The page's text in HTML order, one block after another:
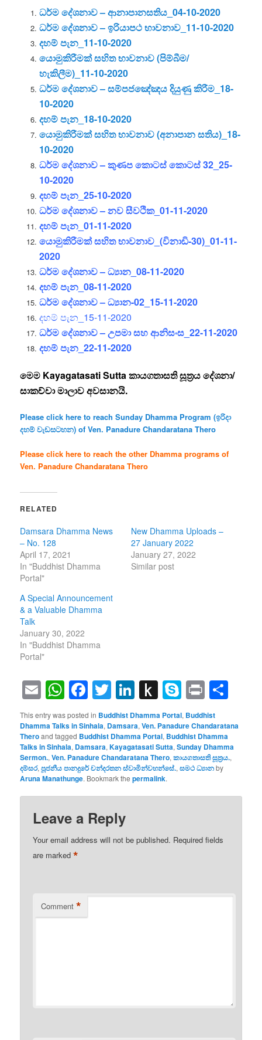
ධර්ම දේශනාව –ආනාපානසතිය_04-10-2020
ධර්ම දේශනාව – ඉරියාපථ භාවනාව_11-10-2020
දහම් පැන_11-10-2020
යොමුකිරීමක් සහිත භාවනාව (පිම්බීම/
හැකිලීම)_11-10-2020
ධර්ම දේශනාව – සම්පජඤේඤය දියුණු කිරීම_18-
10-2020
දහම් පැන_18-10-2020
යොමුකිරීමක් සහිත භාවනාව (අනාපාන සතිය)_18-
10-2020
ධර්ම දේශනාව – කුණප කොටස් කොටස්‌ 32_25-
10-2020
දහම් පැන_25-10-2020
ධර්ම දේශනාව – නව සීවථික_01-11-2020
දහම් පැන_01-11-2020
යොමුකිරීමක් සහිත භාවනාව_(විනාඩි-30)_01-11-
2020
ධර්ම දේශනාව – ධ්‍යාන_08-11-2020
දහම් පැන_08-11-2020
ධර්ම දේශනාව – ධ්‍යාන-02_15-11-2020
දහම් පැන_15-11-2020
ධර්ම දේශනාව – උපමා සහ ආනිසංස_22-11-2020
දහම් පැන_22-11-2020
මෙම Kayagatasati Sutta කායගතාසති සූත්‍රය දේශනා/
සාකච්චා මාලාව අවසානයි.
Please click here to reach Sunday Dhamma Program (ඉරිදා
දහම් වැඩසටහන) of Ven. Panadure Chandaratana Thero
Please click here to reach the other Dhamma programs of
Ven. Panadure Chandaratana Thero
RELATED
Damsara Dhamma News
– No. 128
April 17, 2021
In "Buddhist Dhamma
Portal"
New Dhamma Uploads –
27 January 2022
January 27, 2022
Similar post
A Special Announcement
& a Valuable Dhamma
Talk
January 30, 2022
In "Buddhist Dhamma
Portal"
EmailWhatsApp
Facebook
Twitter
LinkedIn
Push
to
Kindle
Skype
Print
This entry was posted in Buddhist Dhamma Portal, Buddhist
Dhamma Talks in Sinhala, Damsara,Ven. Panadure Chandaratana
Theroand tagged Buddhist Dhamma Portal, Buddhist Dhamma
Talks in Sinhala, Damsara,Kayagatasati Sutta,Sunday Dhamma
Sermon.,Ven. Panadure Chandaratana Thero,කායගතාසති සූත්‍රය.,
දම්සර,පූජනීය පානදුරේ චන්දරතන ස්වාමින්වහන්සේ.,සමථ ධ්‍යානby
Aruna Manathunge. Bookmark thepermalink.
Leave a Reply
Your email address will not be published. Required fields
are marked*
Comment *